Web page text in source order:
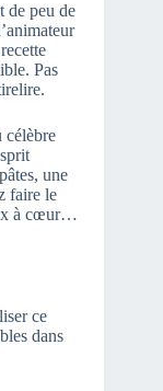
de peu de
Pas
célèbre
une
faire le
à cœur…
ce
dans